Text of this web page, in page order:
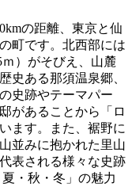
の距離、東京と仙
町です。北西部には
）がそびえ、山麓
史ある那須温泉郷、
史跡やテーマパー
があることから「ロ
ます。また、裾野に
並みに抱かれた里山
表される様々な史跡
・秋・冬」の魅力